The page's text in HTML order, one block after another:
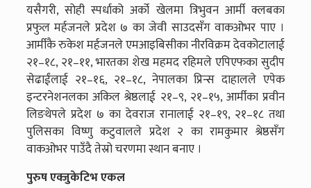
यसैगरी, सोही स्पर्धाको अर्को खेलमा त्रिभुवन आर्मी क्लबका
प्रफुल मर्हजनले प्रदेश ७ का जेवी साउदसँग वाकओभर पाए ।
आर्मीकै रुकेश मर्हजनले एमआइबिसीका नीरविक्रम देवकोटालाई
२१–१८, २१–११, भारतका शेख महमद रहिमले एपिएफका सुदीप
सेढाईंलाई २१–१६, २१–१८, नेपालका प्रिन्स दाहालले एपेक
इन्टरनेशनलका अकिल श्रेष्ठलाई २१–९, २१–१५, आर्मीका प्रवीन
लिङथेपले प्रदेश ७ का देवराज रानालाई २१–१९, २१–१८ तथा
पुलिसका विष्णु कटुवालले प्रदेश २ का रामकुमार श्रेष्ठसँग
वाकओभर पाउँदै तेस्रो चरणमा स्थान बनाए ।
पुरुष एक्जुकेटिभ एकल